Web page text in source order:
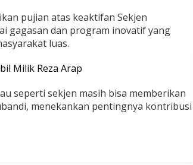
pujian atas keaktifan Sekjen
gagasan dan program inovatif yang
luas.
Milik Reza Arap
seperti sekjen masih bisa memberikan
menekankan pentingnya kontribusi